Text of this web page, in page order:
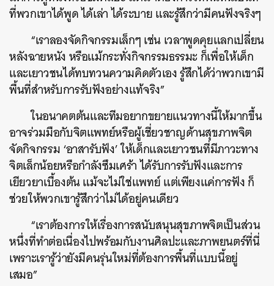
ที่พวกเขาได้พูด ได้เล่า ได้ระบาย และรู้สึกว่ามีคนฟังจริงๆ
“เราลองจัดกิจกรรมเล็กๆ เช่น เวลาพูดคุยแลกเปลี่ยน
หลังฉายหนัง หรือแม้กระทั่งกิจกรรมธรรมะ ก็เพื่อให้เด็ก
และเยาวชนได้ทบทวนความคิดตัวเอง รู้สึกได้ว่าพวกเขามี
พื้นที่สำหรับการรับฟังอย่างแท้จริง”
ในอนาคตต้นและทีมอยากขยายแนวทางนี้ให้มากขึ้น
อาจร่วมมือกับจิตแพทย์หรือผู้เชี่ยวชาญด้านสุขภาพจิต
จัดกิจกรรม ‘อาสารับฟัง’ ให้เด็กและเยาวชนที่มีภาวะทาง
จิตเล็กน้อยหรือกำลังซึมเศร้า ได้รับการรับฟังและการ
เยียวยาเบื้องต้น แม้จะไม่ใช่แพทย์ แต่เพียงแค่การฟัง ก็
ช่วยให้พวกเขารู้สึกว่าไม่ได้อยู่คนเดียว
“เราต้องการให้เรื่องการสนับสนุนสุขภาพจิตเป็นส่วน
หนึ่งที่ทำต่อเนื่องไปพร้อมกับงานศิลปะและภาพยนตร์ที่นี่
เพราะเรารู้ว่ายังมีคนรุ่นใหม่ที่ต้องการพื้นที่แบบนี้อยู่
เสมอ”